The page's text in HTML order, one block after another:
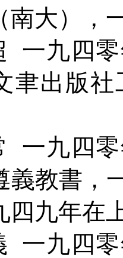
南大），
一九四
聿出版
一九四
義教書，
九年在
一九四